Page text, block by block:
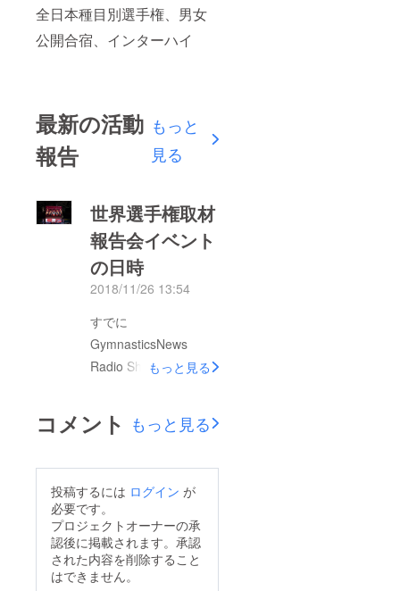
全日本種目別選手権、男女
公開合宿、インターハイ
最新の活動
報告
もっと
見る
世界選手権取材
報告会イベント
の日時
2018/11/26 13:54
すでに
GymnasticsNews
Radio Show では公表
手権報告会イベントの
日程が以下のように決
13:00開場、17:30頃終
演見込み場所：コワー
キングスペース Co-
Edo（昨年と同じ）内
もっと見る
コメント もっと見る
投稿するには ログイン が
必要です。
プロジェクトオーナーの承
認後に掲載されます。承認
された内容を削除すること
はできません。